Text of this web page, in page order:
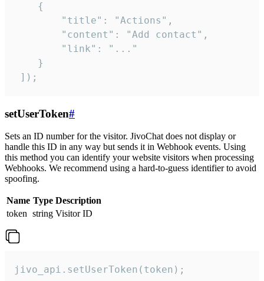
    {
        "title": "Actions",
        "content": "Add contact",
        "link": "..."
    }
]);
setUserToken#
Sets an ID number for the visitor. JivoChat does not display or
handle this ID in any way but sends it in Webhook events. Using
this method you can identify your website visitors when processing
Webhooks. We recommend using a hard-to-guess identifier to avoid
spoofing.
Name Type Description
token string Visitor ID
jivo_api.setUserToken(token);